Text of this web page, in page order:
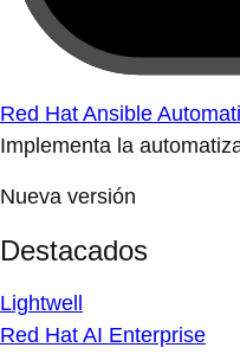
Red Hat Ansible
Implementa la
Nueva versión
Destacados
Lightwell
Red Hat AI Enterprise